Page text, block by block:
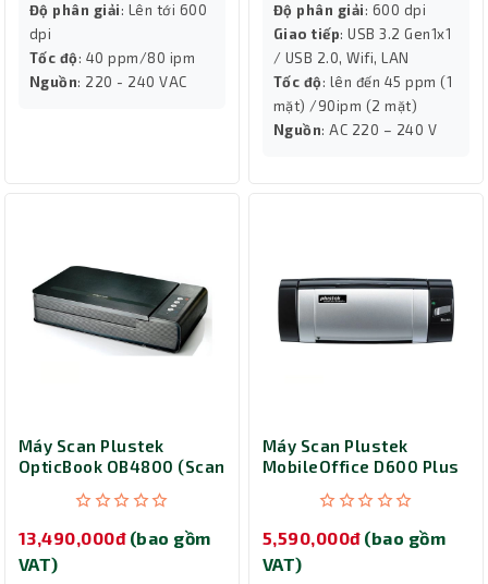
Độ phân giải: Lên tới 600
dpi
Tốc độ: 40 ppm/80 ipm
Nguồn: 220 - 240 VAC
Độ phân giải: 600 dpi
Giao tiếp: USB 3.2 Gen1x1
/ USB 2.0, Wifi, LAN
Tốc độ: lên đến 45 ppm (1
mặt) /90ipm (2 mặt)
Nguồn: AC 220 – 240 V
Máy Scan Plustek
OpticBook OB4800 (Scan
13,490,000đ (bao gồm
VAT)
Máy Scan Plustek
MobileOffice D600 Plus
5,590,000đ (bao gồm
VAT)